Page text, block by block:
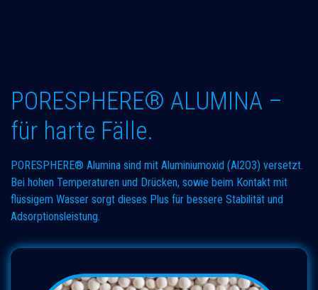
PORESPHERE® ALUMINA –
für harte Fälle.
PORESPHERE® Alumina sind mit Aluminiumoxid (Al2O3) versetzt.
Bei hohen Temperaturen und Drücken, sowie beim Kontakt mit
flüssigem Wasser sorgt dieses Plus für bessere Stabilität und
Adsorptionsleistung.